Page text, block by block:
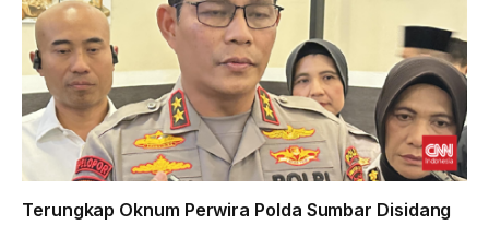
Terungkap Oknum Perwira Polda Sumbar Disidang